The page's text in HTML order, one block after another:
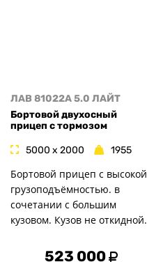
ЛАВ 81022A 5.0 ЛАЙТ
Бортовой двухосный
прицеп с тормозом
5000 x 2000 1955
Бортовой прицеп с высокой
грузоподъёмностью. в
сочетании с большим
кузовом. Кузов не откидной.
523 000